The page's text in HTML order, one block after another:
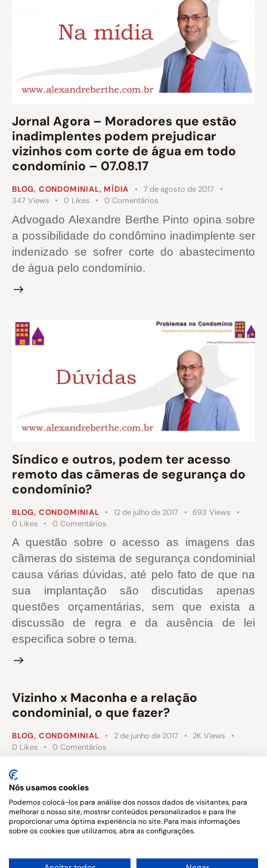
Jornal Agora – Moradores que estão
inadimplentes podem prejudicar
vizinhos com corte de água em todo
condomínio – 07.08.17
BLOG, CONDOMINIAL, MÍDIA
7 de agosto de 2017
347 Views 0 Likes 0 Comentários
Advogado Alexandre Berthe Pinto opina sobre
a possibilidade do condômino inadimplente ser
indenizado se sofrer corte do abastecimento
de água pelo condomínio.
Síndico e outros, podem ter acesso
remoto das câmeras de segurança do
condomínio?
BLOG, CONDOMINIAL 12 de julho de 2017 693 Views
0 Likes 0 Comentários
A questão sobre o acesso as imagens das
câmeras do sistema de segurança condominial
causa várias dúvidas, até pelo fato de que na
sua implantação são discutidas apenas
questões orçamentárias, sem que exista a
discussão de regra e da ausência de lei
especifica sobre o tema.
Vizinho x Maconha e a relação
condominial, o que fazer?
BLOG, CONDOMINIAL 2 de junho de 2017 2K Views
0 Likes 0 Comentários
de maconha por vizinhos em condomínios, fato
que atinge os condomínios de todos os
padrões sociais, e a dúvida é o que fazer?
Nós usamos cookies
Podemos colocá-los para análise dos nossos dados de visitantes, para
melhorar o nosso site, mostrar conteúdos personalizados e para lhe
proporcionar uma óptima experiência no site. Para mais informações
sobre os cookies que utilizamos, abra as configurações.